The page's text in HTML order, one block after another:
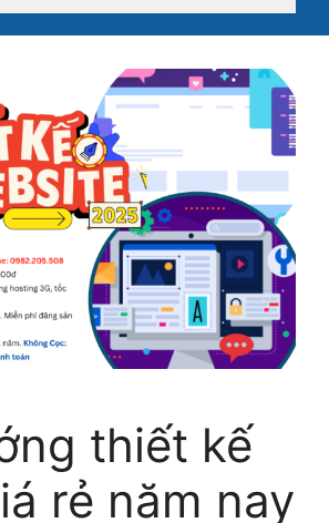
thiết kế
rẻ năm nay